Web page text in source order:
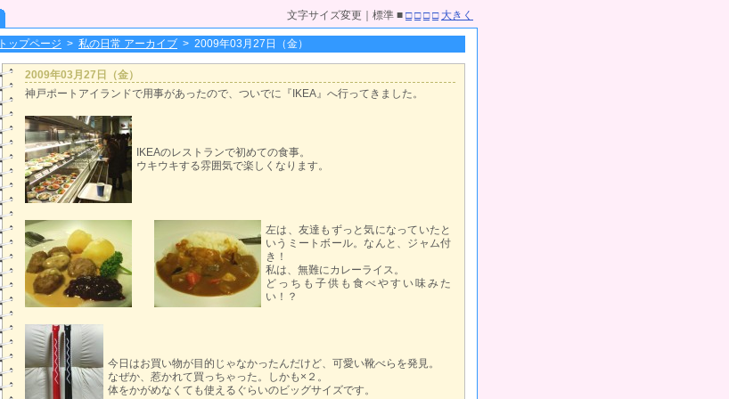
文字サイズ変更｜標準 ■ □ □ □ □ 大きく
トップページ > 私の日常 アーカイブ > 2009年03月27日（金）
2009年03月27日（金）
神戸ポートアイランドで用事があったので、ついでに『IKEA』へ行ってきました。
IKEAのレストランで初めての食事。
ウキウキする雰囲気で楽しくなります。
左は、友達もずっと気になっていたと
いうミートボール。なんと、ジャム付
き！
私は、無難にカレーライス。
どっちも子供も食べやすい味みた
い！？
今日はお買い物が目的じゃなかったんだけど、可愛い靴べらを発見。
なぜか、惹かれて買っちゃった。しかも×２。
体をかがめなくても使えるぐらいのビッグサイズです。